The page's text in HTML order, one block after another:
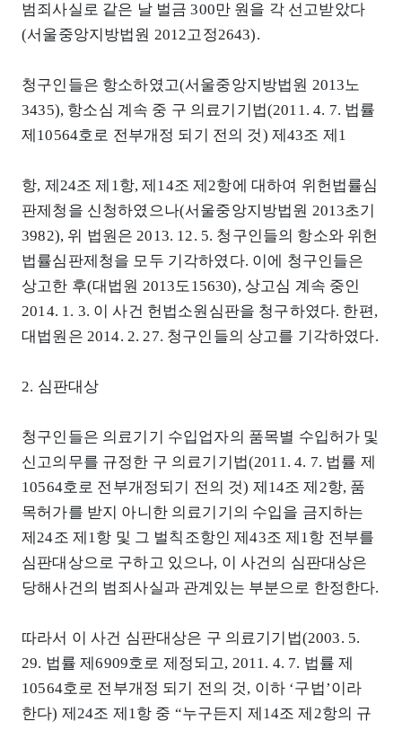
범죄사실로 같은 날 벌금 300만 원을 각 선고받았다
(서울중앙지방법원 2012고정2643).
청구인들은 항소하였고(서울중앙지방법원 2013노
3435), 항소심 계속 중 구 의료기기법(2011. 4. 7. 법률
제10564호로 전부개정 되기 전의 것) 제43조 제1
항, 제24조 제1항, 제14조 제2항에 대하여 위헌법률심
판제청을 신청하였으나(서울중앙지방법원 2013초기
3982), 위 법원은 2013. 12. 5. 청구인들의 항소와 위헌
법률심판제청을 모두 기각하였다. 이에 청구인들은
상고한 후(대법원 2013도15630), 상고심 계속 중인
2014. 1. 3. 이 사건 헌법소원심판을 청구하였다. 한편,
대법원은 2014. 2. 27. 청구인들의 상고를 기각하였다.
2. 심판대상
청구인들은 의료기기 수입업자의 품목별 수입허가 및
신고의무를 규정한 구 의료기기법(2011. 4. 7. 법률 제
10564호로 전부개정되기 전의 것) 제14조 제2항, 품
목허가를 받지 아니한 의료기기의 수입을 금지하는
제24조 제1항 및 그 벌칙조항인 제43조 제1항 전부를
심판대상으로 구하고 있으나, 이 사건의 심판대상은
당해사건의 범죄사실과 관계있는 부분으로 한정한다.
따라서 이 사건 심판대상은 구 의료기기법(2003. 5.
29. 법률 제6909호로 제정되고, 2011. 4. 7. 법률 제
10564호로 전부개정 되기 전의 것, 이하 ‘구법’이라
한다) 제24조 제1항 중 “누구든지 제14조 제2항의 규